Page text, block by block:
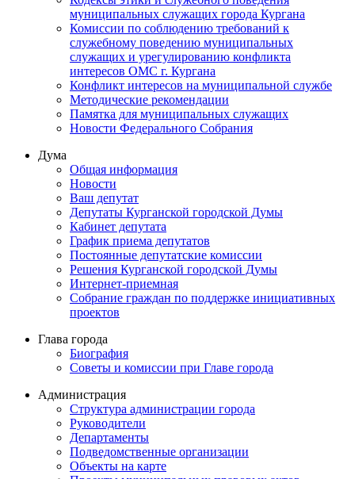
муниципальных служащих города Кургана
Комиссии по соблюдению требований к
служебному поведению муниципальных
служащих и урегулированию конфликта
интересов ОМС г. Кургана
Конфликт интересов на муниципальной службе
Методические рекомендации
Памятка для муниципальных служащих
Новости Федерального Cобрания
Дума
Общая информация
Новости
Ваш депутат
Депутаты Курганской городской Думы
Кабинет депутата
График приема депутатов
Постоянные депутатские комиссии
Решения Курганской городской Думы
Интернет-приемная
Собрание граждан по поддержке инициативных
проектов
Глава города
Биография
Советы и комиссии при Главе города
Администрация
Структура администрации города
Руководители
Департаменты
Подведомственные организации
Объекты на карте